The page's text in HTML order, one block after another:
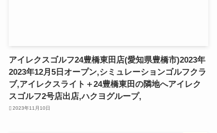
アイレクスゴルフ24豊橋東田店(愛知県豊橋市)2023年
2023年12月5日オープン,シミュレーションゴルフクラ
ブ,アイレクスライト＋24豊橋東田の隣地へアイレク
スゴルフ2号店出店,ハクヨグループ,
2023年11月10日